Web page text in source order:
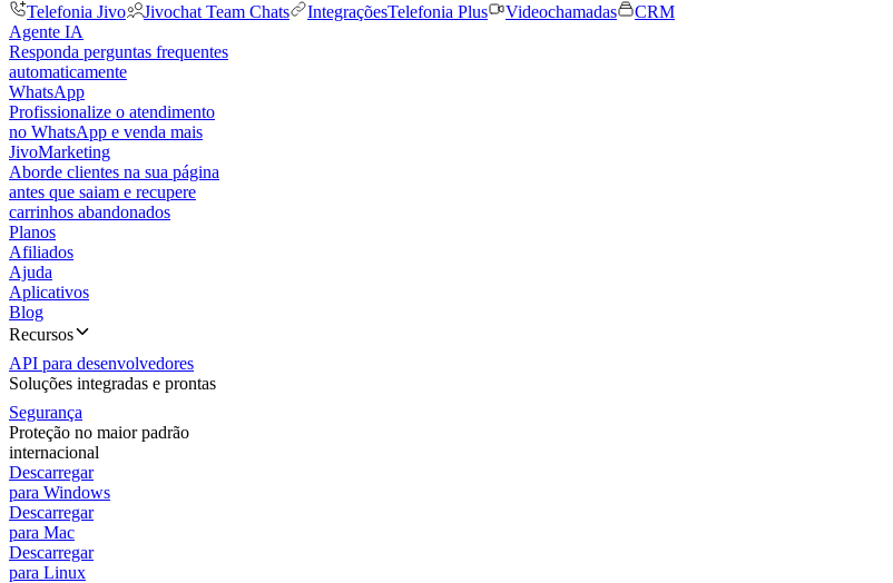
Telefonia Jivo
Jivochat Team Chats IntegraçõesTelefonia Plus Videochamadas
CRM
Agente IA
Responda perguntas frequentes
automaticamente
WhatsApp
Profissionalize o atendimento
no WhatsApp e venda mais
JivoMarketing
Aborde clientes na sua página
antes que saiam e recupere
carrinhos abandonados
Planos
Afiliados
Ajuda
Aplicativos
Blog
Recursos
API para desenvolvedores
Soluções integradas e prontas
Segurança
Proteção no maior padrão
internacional
Descarregar
para Windows
Descarregar
para Mac
Descarregar
para Linux